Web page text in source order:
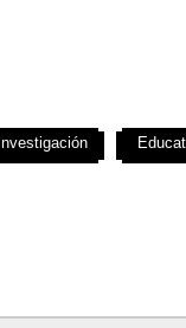
Investigación